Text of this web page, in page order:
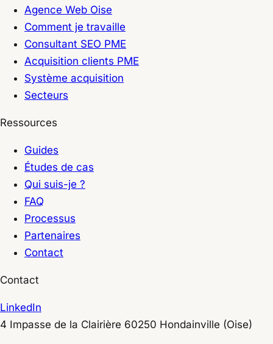
Agence Web Oise
Comment je travaille
Consultant SEO PME
Acquisition clients PME
Système acquisition
Secteurs
Ressources
Guides
Études de cas
Qui suis-je ?
FAQ
Processus
Partenaires
Contact
Contact
LinkedIn
4 Impasse de la Clairière 60250 Hondainville (Oise)